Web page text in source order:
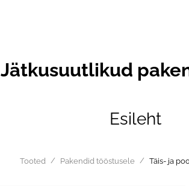
Jätkusuutlikud
Esileht
Tooted / Pakendid tööstusele / Täis- ja